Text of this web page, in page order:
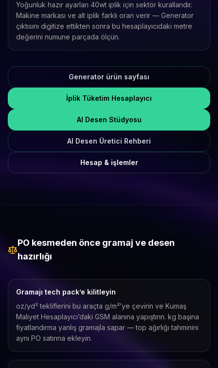
Yoğunluk hazır ayarları 40wt iplik için sektör kurallarıdır.
Makine markası ve alt iplik farklı oran verir — Generator
çıktısını digitize ettikten sonra bu hesaplayıcıdaki metre
değerini numune parçada ölçün.
Generator ürün sayfası
İplik Tüketim Hesaplayıcı
AI Desen Stüdyosu
AI Desen Üretici Rehberi
Hesap & işlemler
PO kesmeden önce gramaj ve desen
hazırlığı
Gramajı tech pack’e kilitleyin
oz/yd² tekliflerini bu araçta g/m²’ye çevirin ve Kumaş
Maliyet Hesaplayıcı’daki GSM alanına yapıştırın. kg başına
fiyatlandırma yanlış gramajla sapar — top ağırlığı tahminini
aynı PO satırına ekleyin.